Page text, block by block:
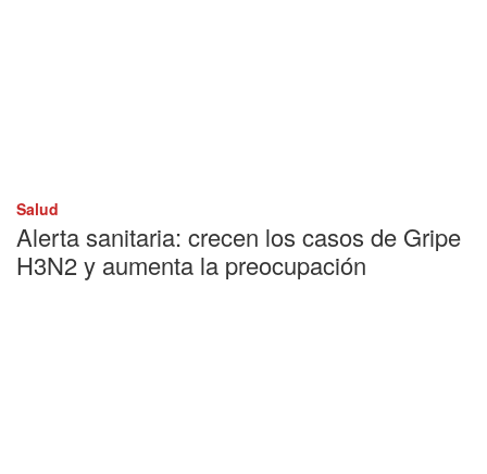
Salud
Alerta sanitaria: crecen los casos de Gripe
H3N2 y aumenta la preocupación